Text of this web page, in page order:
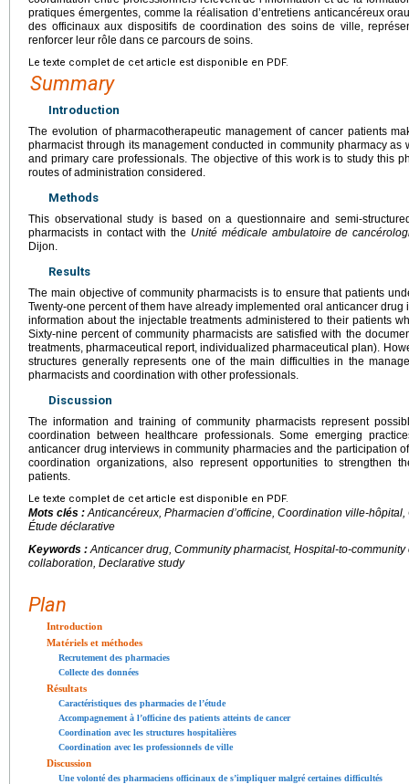
pratiques émergentes, comme la réalisation d’entretiens anticancéreux
des officinaux aux dispositifs de coordination des soins de ville,
renforcer leur rôle dans ce parcours de soins.
Le texte complet de cet article est disponible en PDF.
Summary
Introduction
The evolution of pharmacotherapeutic management of cancer patients
pharmacist through its management conducted in community pharmacy
and primary care professionals. The objective of this work is to study this
routes of administration considered.
Methods
This observational study is based on a questionnaire and semi-
pharmacists in contact with the Unité médicale ambulatoire de
Dijon.
Results
The main objective of community pharmacists is to ensure that patients
Twenty-one percent of them have already implemented oral anticancer
information about the injectable treatments administered to their patients
Sixty-nine percent of community pharmacists are satisfied with the
treatments, pharmaceutical report, individualized pharmaceutical plan).
structures generally represents one of the main difficulties in the
pharmacists and coordination with other professionals.
Discussion
The information and training of community pharmacists represent
coordination between healthcare professionals. Some emerging
anticancer drug interviews in community pharmacies and the participation
coordination organizations, also represent opportunities to strengthen
patients.
Le texte complet de cet article est disponible en PDF.
Mots clés : Anticancéreux, Pharmacien d’officine, Coordination ville-
Étude déclarative
Keywords : Anticancer drug, Community pharmacist, Hospital-to-
collaboration, Declarative study
Plan
Introduction
Matériels et méthodes
Recrutement des pharmacies
Collecte des données
Résultats
Caractéristiques des pharmacies de l’étude
Accompagnement à l’officine des patients atteints de cancer
Coordination avec les structures hospitalières
Coordination avec les professionnels de ville
Discussion
Une volonté des pharmaciens officinaux de s’impliquer malgré certaines difficultés